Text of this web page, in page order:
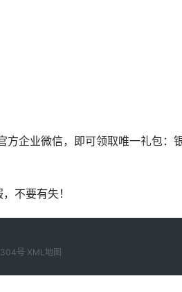
方企业微信，即可领取唯一礼包：
不要有失！
号 XML地图